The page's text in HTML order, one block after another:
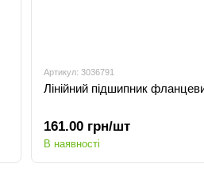
Артикул: 3036791
Лінійний підшипник
161.00 грн/шт
В наявності